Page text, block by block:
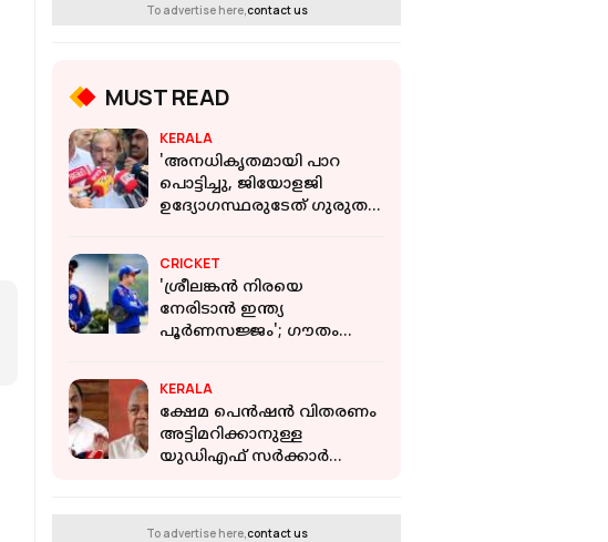
To advertise here, contact us
MUST READ
KERALA
'അനധികൃതമായി പാറ
പൊട്ടിച്ചു, ജിയോളജി
ഉദ്യോഗസ്ഥരുടേത് ഗുരുതര
CRICKET
'ശ്രീലങ്കൻ നിരയെ
നേരിടാൻ ഇന്ത്യ
പൂർണസജ്ജം'; ഗൗതം
KERALA
ക്ഷേമ പെന്‍ഷന്‍ വിതരണം
അട്ടിമറിക്കാനുള്ള
യുഡിഎഫ് സര്‍ക്കാര്‍
To advertise here, contact us